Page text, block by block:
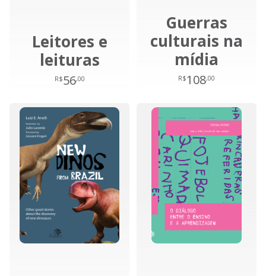
Guerras
culturais na
mídia
R$108,00
Leitores e
leituras
R$56,00